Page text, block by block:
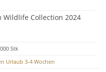
Wildlife Collection 2024
Stk
Urlaub 3-4 Wochen